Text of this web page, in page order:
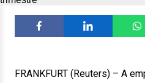
FRANKFURT (Reuters) – A